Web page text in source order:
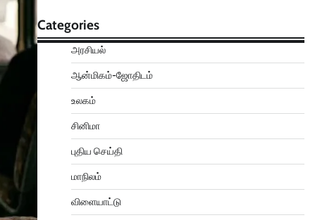
Categories
அரசியல்
ஆன்மிகம்-ஜோதிடம்
உலகம்
சினிமா
புதிய செய்தி
மாநிலம்
விளையாட்டு